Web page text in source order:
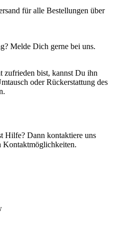
für alle Bestellungen über
Melde Dich gerne bei uns.
bist, kannst Du ihn
oder Rückerstattung des
Hilfe? Dann kontaktiere uns
Kontaktmöglichkeiten.